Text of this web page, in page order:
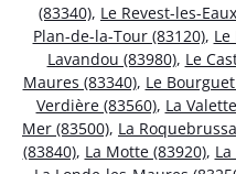
(83340), Le Revest-les-
Plan-de-la-Tour (83120), Le
Lavandou (83980), Le
Maures (83340), Le
Verdière (83560), La
Mer (83500), La
(83840), La Motte (83920),